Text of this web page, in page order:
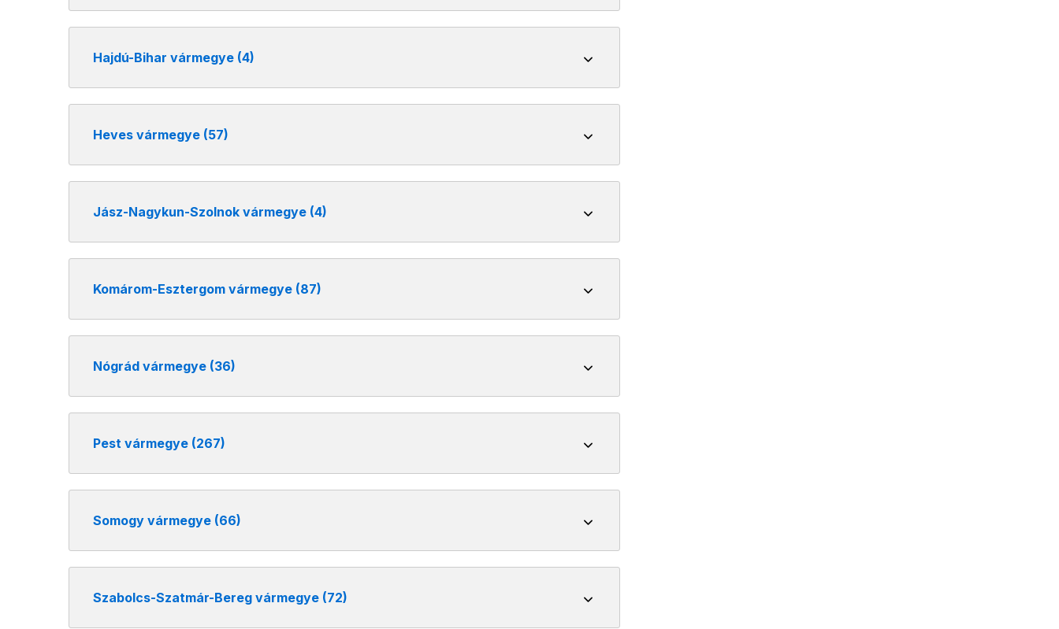
Hajdú-Bihar vármegye (4)
Heves vármegye (57)
Jász-Nagykun-Szolnok vármegye (4)
Komárom-Esztergom vármegye (87)
Nógrád vármegye (36)
Pest vármegye (267)
Somogy vármegye (66)
Szabolcs-Szatmár-Bereg vármegye (72)